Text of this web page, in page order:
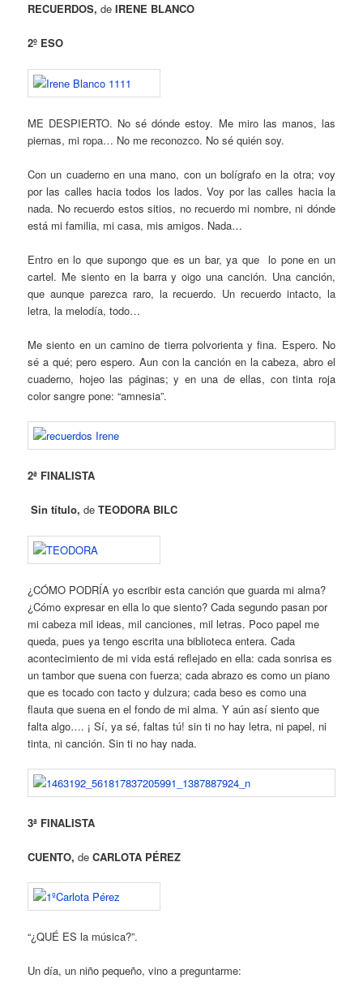
RECUERDOS,de IRENE BLANCO
2º ESO
ME DESPIERTO. No sé dónde estoy. Me miro las manos, las
piernas, mi ropa… No me reconozco. No sé quién soy.
Con un cuaderno en una mano, con un bolígrafo en la otra; voy
por las calles hacia todos los lados. Voy por las calles hacia la
nada. No recuerdo estos sitios, no recuerdo mi nombre, ni dónde
está mi familia, mi casa, mis amigos. Nada…
Entro en lo que supongo que es un bar, ya que lo pone en un
cartel. Me siento en la barra y oigo una canción. Una canción,
que aunque parezca raro, la recuerdo. Un recuerdo intacto, la
letra, la melodía, todo…
Me siento en un camino de tierra polvorienta y fina. Espero. No
sé a qué; pero espero. Aun con la canción en la cabeza, abro el
cuaderno, hojeo las páginas; y en una de ellas, con tinta roja
color sangre pone: “amnesia”.
2ª FINALISTA
Sin título,de TEODORA BILC
¿CÓMO PODRÍA yo escribir esta canción que guarda mi alma?
¿Cómo expresar en ella lo que siento? Cada segundo pasan por
mi cabeza mil ideas, mil canciones, mil letras. Poco papel me
queda, pues ya tengo escrita una biblioteca entera. Cada
acontecimiento de mi vida está reflejado en ella: cada sonrisa es
un tambor que suena con fuerza; cada abrazo es como un piano
que es tocado con tacto y dulzura; cada beso es como una
flauta que suena en el fondo de mi alma. Y aún así siento que
falta algo…. ¡ Sí, ya sé, faltas tú! sin ti no hay letra, ni papel, ni
tinta, ni canción. Sin ti no hay nada.
3ª FINALISTA
CUENTO,de CARLOTA PÉREZ
“¿QUÉ ES la música?”.
Un día, un niño pequeño, vino a preguntarme: